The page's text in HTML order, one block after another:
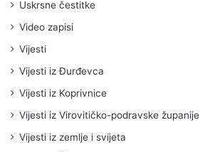
Uskrsne čestitke
Video zapisi
Vijesti
Vijesti iz Đurđevca
Vijesti iz Koprivnice
Vijesti iz Virovitičko-podravske županije
Vijesti iz zemlje i svijeta